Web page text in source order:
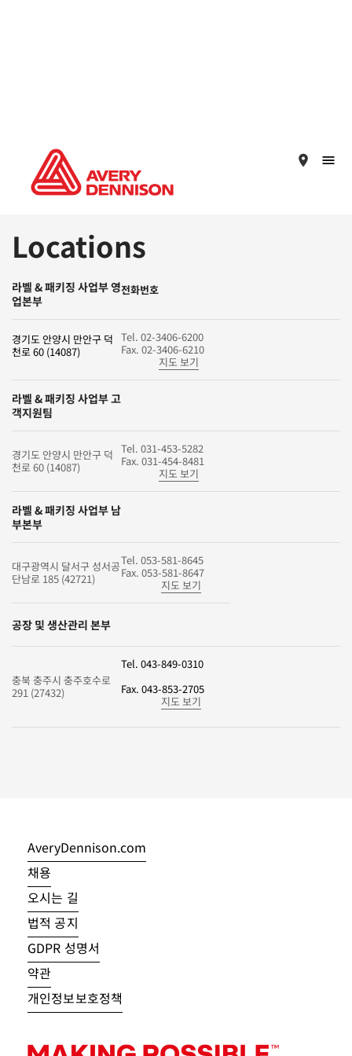
place
Locations
라벨 & 패키징 사업부 영
업본부
전화번호
경기도 안양시 만안구 덕
천로 60 (14087)
Tel. 02-3406-6200
Fax. 02-3406-6210
지도 보기
라벨 & 패키징 사업부 고
객지원팀
경기도 안양시 만안구 덕
천로 60 (14087)
Tel. 031-453-5282
Fax. 031-454-8481
지도 보기
라벨 & 패키징 사업부 남
부본부
대구광역시 달서구 성서공
단남로 185 (42721)
Tel. 053-581-8645
Fax. 053-581-8647
지도 보기
공장 및 생산관리 본부
충북 충주시 충주호수로
291 (27432)
Tel. 043-849-0310
Fax. 043-853-2705
지도 보기
AveryDennison.com
채용
오시는 길
법적 공지
GDPR 성명서
약관
개인정보보호정책